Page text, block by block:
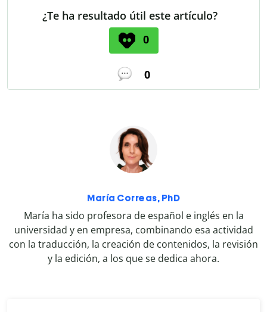
¿Te ha resultado útil este artículo?
0
0
María Correas, PhD
María ha sido profesora de español e inglés en la
universidad y en empresa, combinando esa actividad
con la traducción, la creación de contenidos, la revisión
y la edición, a los que se dedica ahora.